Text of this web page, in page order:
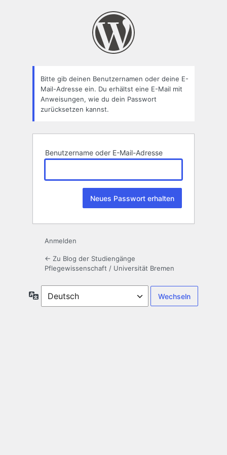
Bitte gib deinen Benutzernamen oder deine E-
Mail-Adresse ein. Du erhältst eine E-Mail mit
Anweisungen, wie du dein Passwort
zurücksetzen kannst.
Benutzername oder E-Mail-Adresse
Anmelden
← Zu Blog der Studiengänge
Pflegewissenschaft / Universität Bremen
Sprache